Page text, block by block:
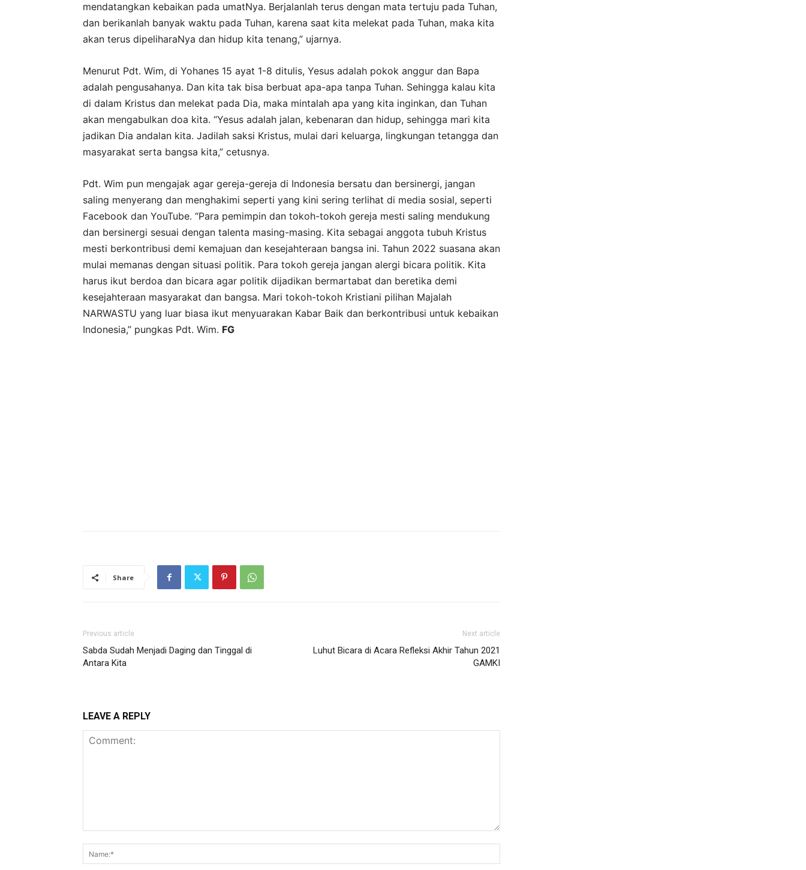
mendatangkan kebaikan pada umatNya. Berjalanlah terus dengan mata tertuju pada Tuhan,
dan berikanlah banyak waktu pada Tuhan, karena saat kita melekat pada Tuhan, maka kita
akan terus dipeliharaNya dan hidup kita tenang,” ujarnya.
Menurut Pdt. Wim, di Yohanes 15 ayat 1-8 ditulis, Yesus adalah pokok anggur dan Bapa
adalah pengusahanya. Dan kita tak bisa berbuat apa-apa tanpa Tuhan. Sehingga kalau kita
di dalam Kristus dan melekat pada Dia, maka mintalah apa yang kita inginkan, dan Tuhan
akan mengabulkan doa kita. “Yesus adalah jalan, kebenaran dan hidup, sehingga mari kita
jadikan Dia andalan kita. Jadilah saksi Kristus, mulai dari keluarga, lingkungan tetangga dan
masyarakat serta bangsa kita,” cetusnya.
Pdt. Wim pun mengajak agar gereja-gereja di Indonesia bersatu dan bersinergi, jangan
saling menyerang dan menghakimi seperti yang kini sering terlihat di media sosial, seperti
Facebook dan YouTube. “Para pemimpin dan tokoh-tokoh gereja mesti saling mendukung
dan bersinergi sesuai dengan talenta masing-masing. Kita sebagai anggota tubuh Kristus
mesti berkontribusi demi kemajuan dan kesejahteraan bangsa ini. Tahun 2022 suasana akan
mulai memanas dengan situasi politik. Para tokoh gereja jangan alergi bicara politik. Kita
harus ikut berdoa dan bicara agar politik dijadikan bermartabat dan beretika demi
kesejahteraan masyarakat dan bangsa. Mari tokoh-tokoh Kristiani pilihan Majalah
NARWASTU yang luar biasa ikut menyuarakan Kabar Baik dan berkontribusi untuk kebaikan
Indonesia,” pungkas Pdt. Wim. FG
Share
Previous article
Sabda Sudah Menjadi Daging dan Tinggal di
Antara Kita
Next article
Luhut Bicara di Acara Refleksi Akhir Tahun 2021
GAMKI
LEAVE A REPLY